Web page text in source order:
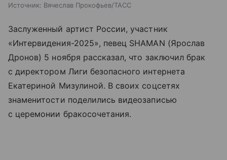
Источник: Вячеслав Прокофьев/ТАСС
Заслуженный артист России, участник
«Интервидения-2025», певец SHAMAN (Ярослав
Дронов) 5 ноября рассказал, что заключил брак
с директором Лиги безопасного интернета
Екатериной Мизулиной. В своих соцсетях
знаменитости поделились видеозаписью
с церемонии бракосочетания.